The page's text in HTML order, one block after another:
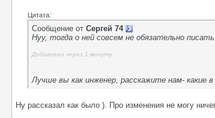
Цитата:
Сообщение от Сергей 74
Нуу, тогда о ней совсем не обязательно
Добавлено через 1 минуту
Лучше вы как инженер, расскажите нам- какие
Ну рассказал как было ). Про изменения не могу